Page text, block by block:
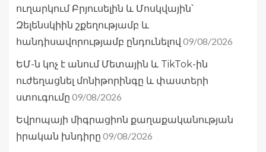
ուղարկում Բրյուսելին և Մոսկվային՝
Զելենսկիին շքեղությամբ և
հանդիսավորությամբ ընդունելով 09/08/2026
ԵՄ-ն կոչ է անում Մետային և TikTok-ին
ուժեղացնել մոնիթորինգը և փաստերի
ստուգումը 09/08/2026
Եվրոպայի միգրացիոն քաղաքականության
իրական խնդիրը 09/08/2026